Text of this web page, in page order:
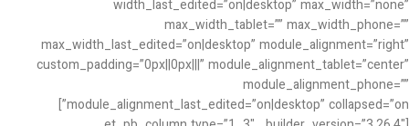
width_last_edited=”on|desktop” max_width=”none”
max_width_tablet=”” max_width_phone=””
max_width_last_edited=”on|desktop” module_alignment=”right”
custom_padding=”0px||0px|||” module_alignment_tablet=”center”
module_alignment_phone=””
module_alignment_last_edited=”on|desktop” collapsed=”on”]